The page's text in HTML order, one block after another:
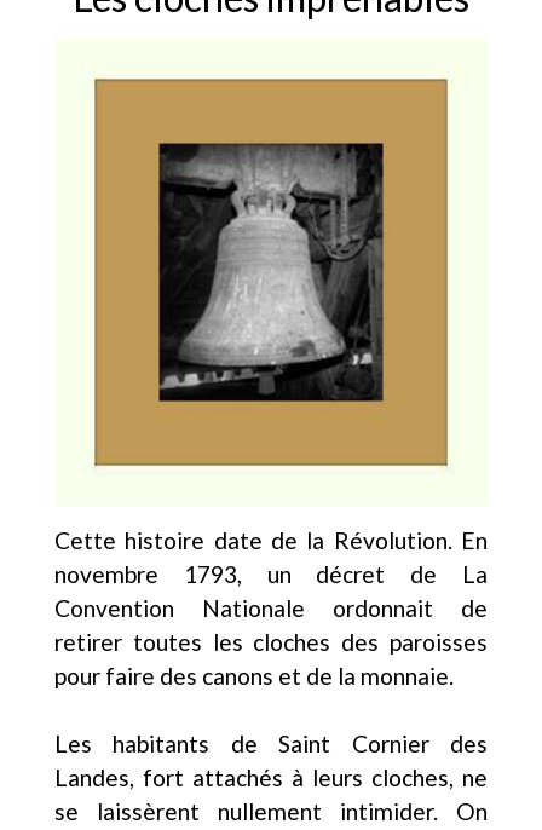
Cette histoire date de la Révolution. En
novembre 1793, un décret de La
Convention Nationale ordonnait de
retirer toutes les cloches des paroisses
pour faire des canons et de la monnaie.
Les habitants de Saint Cornier des
Landes, fort attachés à leurs cloches, ne
se laissèrent nullement intimider. On